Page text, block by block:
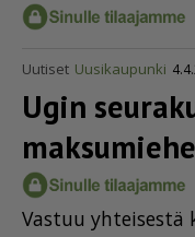
Uutiset Uusikaupunki
Ugin
Vas­tuu